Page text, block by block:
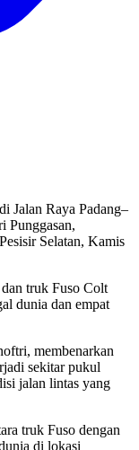
Jalan Raya Padang–
Punggasan,
Selatan, Kamis
truk Fuso Colt
dunia dan empat
membenarkan
sekitar pukul
jalan lintas yang
truk Fuso dengan
di lokasi